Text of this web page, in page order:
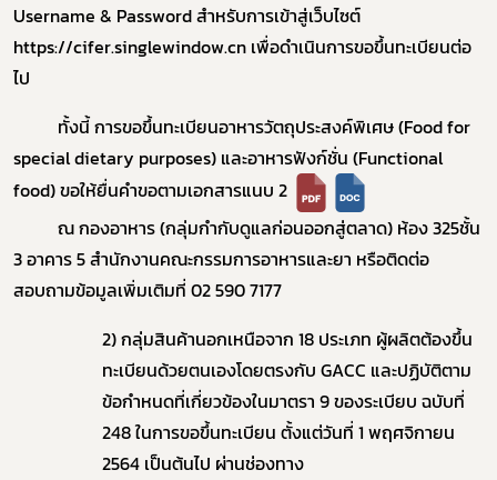
Username & Password สำหรับการเข้าสู่เว็บไซต์
https://cifer.singlewindow.cn เพื่อดำเนินการขอขึ้นทะเบียนต่อ
ไป
ทั้งนี้ การขอขึ้นทะเบียนอาหารวัตถุประสงค์พิเศษ (Food for
special dietary purposes) และอาหารฟังก์ชั่น (Functional
food) ขอให้ยื่นคำขอตามเอกสารแนบ 2
ณ กองอาหาร (กลุ่มกำกับดูแลก่อนออกสู่ตลาด) ห้อง 325ชั้น
3 อาคาร 5 สำนักงานคณะกรรมการอาหารและยา หรือติดต่อ
สอบถามข้อมูลเพิ่มเติมที่ 02 590 7177
2) กลุ่มสินค้านอกเหนือจาก 18 ประเภท ผู้ผลิตต้องขึ้น
ทะเบียนด้วยตนเองโดยตรงกับ GACC และปฏิบัติตาม
ข้อกำหนดที่เกี่ยวข้องในมาตรา 9 ของระเบียบ ฉบับที่
248 ในการขอขึ้นทะเบียน ตั้งแต่วันที่ 1 พฤศจิกายน
2564 เป็นต้นไป ผ่านช่องทาง